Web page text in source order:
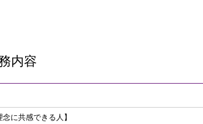
内容
に共感できる人】